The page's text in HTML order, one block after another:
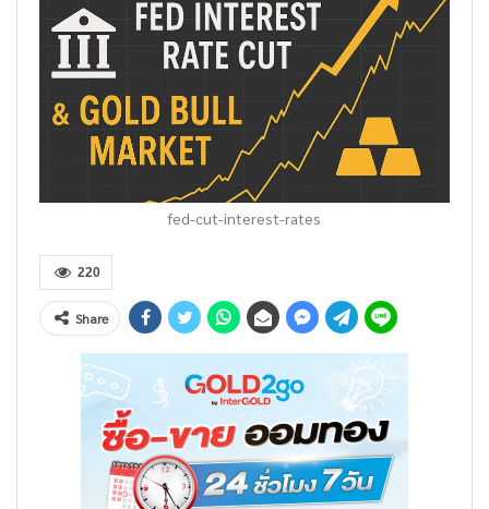
fed-cut-interest-rates
220
Share